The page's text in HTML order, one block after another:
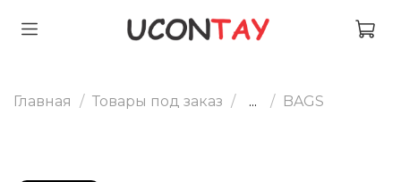
Главная Товары под заказ ... BAGS